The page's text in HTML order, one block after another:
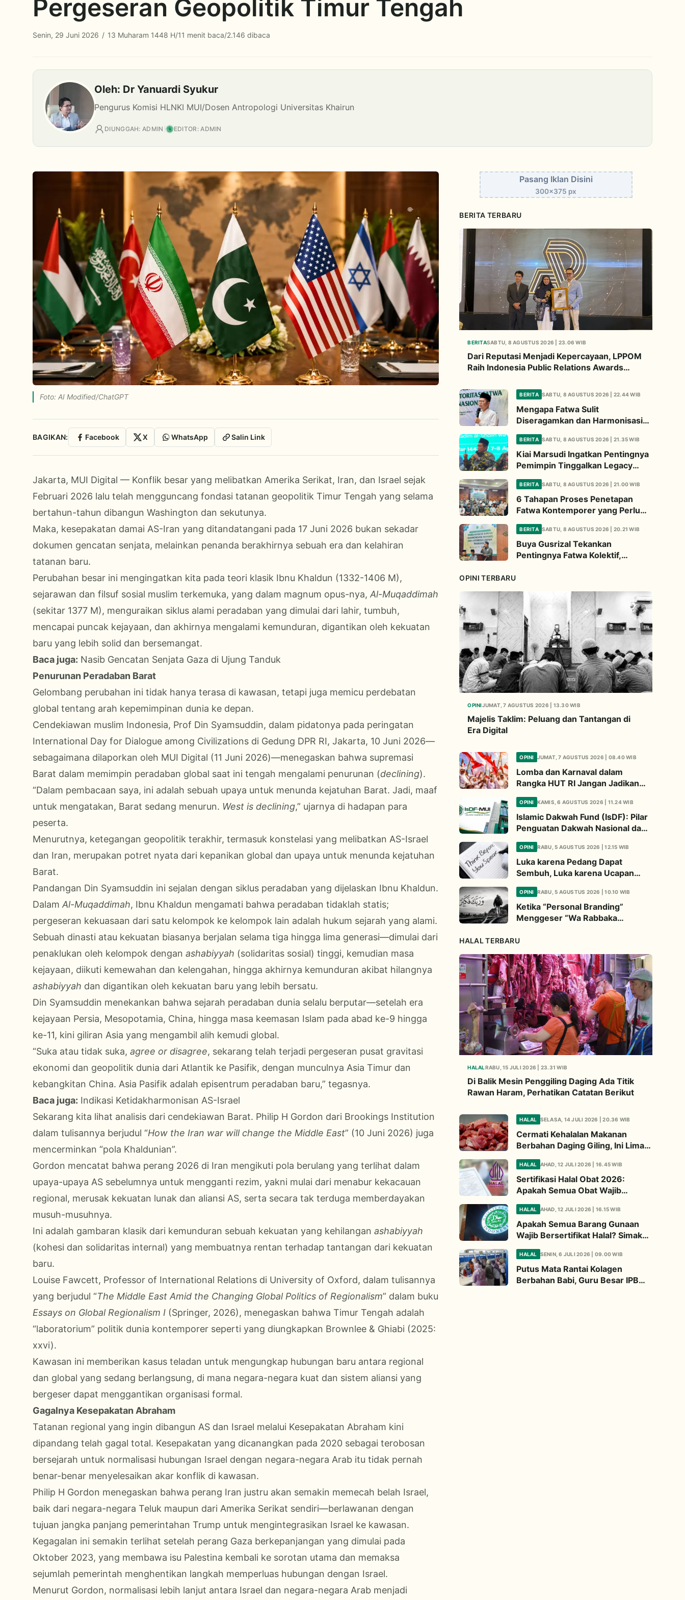
Pergeseran Geopolitik Timur Tengah
Senin, 29 Juni 2026 / 13 Muharam 1448 H/11 menit baca/2.146 dibaca
Oleh: Dr Yanuardi Syukur
Pengurus Komisi HLNKI MUI/Dosen Antropologi Universitas Khairun
DIUNGGAH: ADMIN EDITOR: ADMIN
Foto: AI Modified/ChatGPT
BAGIKAN: Facebook X WhatsApp Salin Link
Jakarta, MUI Digital — Konflik besar yang melibatkan Amerika Serikat, Iran, dan Israel sejak
Februari 2026 lalu telah mengguncang fondasi tatanan geopolitik Timur Tengah yang selama
bertahun-tahun dibangun Washington dan sekutunya.
Maka, kesepakatan damai AS-Iran yang ditandatangani pada 17 Juni 2026 bukan sekadar
dokumen gencatan senjata, melainkan penanda berakhirnya sebuah era dan kelahiran
tatanan baru.
Perubahan besar ini mengingatkan kita pada teori klasik Ibnu Khaldun (1332-1406 M),
sejarawan dan filsuf sosial muslim terkemuka, yang dalam magnum opus-nya, Al-Muqaddimah
(sekitar 1377 M), menguraikan siklus alami peradaban yang dimulai dari lahir, tumbuh,
mencapai puncak kejayaan, dan akhirnya mengalami kemunduran, digantikan oleh kekuatan
baru yang lebih solid dan bersemangat.
Baca juga: Nasib Gencatan Senjata Gaza di Ujung Tanduk
Penurunan Peradaban Barat
Gelombang perubahan ini tidak hanya terasa di kawasan, tetapi juga memicu perdebatan
global tentang arah kepemimpinan dunia ke depan.
Cendekiawan muslim Indonesia, Prof Din Syamsuddin, dalam pidatonya pada peringatan
International Day for Dialogue among Civilizations di Gedung DPR RI, Jakarta, 10 Juni 2026—
sebagaimana dilaporkan oleh MUI Digital (11 Juni 2026)—menegaskan bahwa supremasi
Barat dalam memimpin peradaban global saat ini tengah mengalami penurunan (declining).
“Dalam pembacaan saya, ini adalah sebuah upaya untuk menunda kejatuhan Barat. Jadi, maaf
untuk mengatakan, Barat sedang menurun. West is declining,” ujarnya di hadapan para
peserta.
Menurutnya, ketegangan geopolitik terakhir, termasuk konstelasi yang melibatkan AS-Israel
dan Iran, merupakan potret nyata dari kepanikan global dan upaya untuk menunda kejatuhan
Barat.
Pandangan Din Syamsuddin ini sejalan dengan siklus peradaban yang dijelaskan Ibnu Khaldun.
Dalam Al-Muqaddimah, Ibnu Khaldun mengamati bahwa peradaban tidaklah statis;
pergeseran kekuasaan dari satu kelompok ke kelompok lain adalah hukum sejarah yang alami.
Sebuah dinasti atau kekuatan biasanya berjalan selama tiga hingga lima generasi—dimulai dari
penaklukan oleh kelompok dengan ashabiyyah (solidaritas sosial) tinggi, kemudian masa
kejayaan, diikuti kemewahan dan kelengahan, hingga akhirnya kemunduran akibat hilangnya
ashabiyyah dan digantikan oleh kekuatan baru yang lebih bersatu.
Din Syamsuddin menekankan bahwa sejarah peradaban dunia selalu berputar—setelah era
kejayaan Persia, Mesopotamia, China, hingga masa keemasan Islam pada abad ke-9 hingga
ke-11, kini giliran Asia yang mengambil alih kemudi global.
“Suka atau tidak suka, agree or disagree, sekarang telah terjadi pergeseran pusat gravitasi
ekonomi dan geopolitik dunia dari Atlantik ke Pasifik, dengan munculnya Asia Timur dan
kebangkitan China. Asia Pasifik adalah episentrum peradaban baru,” tegasnya.
Baca juga: Indikasi Ketidakharmonisan AS-Israel
Sekarang kita lihat analisis dari cendekiawan Barat. Philip H Gordon dari Brookings Institution
dalam tulisannya berjudul “How the Iran war will change the Middle East” (10 Juni 2026) juga
mencerminkan “pola Khaldunian”.
Gordon mencatat bahwa perang 2026 di Iran mengikuti pola berulang yang terlihat dalam
upaya-upaya AS sebelumnya untuk mengganti rezim, yakni mulai dari menabur kekacauan
regional, merusak kekuatan lunak dan aliansi AS, serta secara tak terduga memberdayakan
musuh-musuhnya.
Ini adalah gambaran klasik dari kemunduran sebuah kekuatan yang kehilangan ashabiyyah
(kohesi dan solidaritas internal) yang membuatnya rentan terhadap tantangan dari kekuatan
baru.
Louise Fawcett, Professor of International Relations di University of Oxford, dalam tulisannya
yang berjudul “The Middle East Amid the Changing Global Politics of Regionalism” dalam buku
Essays on Global Regionalism I (Springer, 2026), menegaskan bahwa Timur Tengah adalah
“laboratorium” politik dunia kontemporer seperti yang diungkapkan Brownlee & Ghiabi (2025:
xxvi).
Kawasan ini memberikan kasus teladan untuk mengungkap hubungan baru antara regional
dan global yang sedang berlangsung, di mana negara-negara kuat dan sistem aliansi yang
bergeser dapat menggantikan organisasi formal.
Gagalnya Kesepakatan Abraham
Tatanan regional yang ingin dibangun AS dan Israel melalui Kesepakatan Abraham kini
dipandang telah gagal total. Kesepakatan yang dicanangkan pada 2020 sebagai terobosan
bersejarah untuk normalisasi hubungan Israel dengan negara-negara Arab itu tidak pernah
benar-benar menyelesaikan akar konflik di kawasan.
Philip H Gordon menegaskan bahwa perang Iran justru akan semakin memecah belah Israel,
baik dari negara-negara Teluk maupun dari Amerika Serikat sendiri—berlawanan dengan
tujuan jangka panjang pemerintahan Trump untuk mengintegrasikan Israel ke kawasan.
Kegagalan ini semakin terlihat setelah perang Gaza berkepanjangan yang dimulai pada
Oktober 2023, yang membawa isu Palestina kembali ke sorotan utama dan memaksa
sejumlah pemerintah menghentikan langkah memperluas hubungan dengan Israel.
Menurut Gordon, normalisasi lebih lanjut antara Israel dan negara-negara Arab menjadi
Pasang Iklan Disini
300x375 px
BERITA TERBARU
BERITASABTU, 8 AGUSTUS 2026 | 23.06 WIB
Dari Reputasi Menjadi Kepercayaan, LPPOM
Raih Indonesia Public Relations Awards
BERITA SABTU, 8 AGUSTUS 2026 | 22.44 WIB
Mengapa Fatwa Sulit
Diseragamkan dan Harmonisasi
Kiai Cholil
BERITA SABTU, 8 AGUSTUS 2026 | 21.35 WIB
Kiai Marsudi Ingatkan Pentingnya
Pemimpin Tinggalkan Legacy
BERITA SABTU, 8 AGUSTUS 2026 | 21.00 WIB
6 Tahapan Proses Penetapan
Fatwa Kontemporer yang Perlu
BERITA SABTU, 8 AGUSTUS 2026 | 20.21 WIB
Buya Gusrizal Tekankan
Pentingnya Fatwa Kolektif,
OPINI TERBARU
OPINIJUMAT, 7 AGUSTUS 2026 | 13.30 WIB
Majelis Taklim: Peluang dan Tantangan di
Era Digital
OPINI JUMAT, 7 AGUSTUS 2026 | 08.40 WIB
Lomba dan Karnaval dalam
Rangka HUT RI Jangan Jadikan
OPINI KAMIS, 6 AGUSTUS 2026 | 11.24 WIB
Islamic Dakwah Fund (IsDF): Pilar
Penguatan Dakwah Nasional dan
Global
OPINI RABU, 5 AGUSTUS 2026 | 12.15 WIB
Luka karena Pedang Dapat
Sembuh, Luka karena Ucapan
OPINI RABU, 5 AGUSTUS 2026 | 10.10 WIB
Ketika “Personal Branding”
Menggeser “Wa Rabbaka
HALAL TERBARU
HALALRABU, 15 JULI 2026 | 23.31 WIB
Di Balik Mesin Penggiling Daging Ada Titik
Rawan Haram, Perhatikan Catatan Berikut
HALAL SELASA, 14 JULI 2026 | 20.36 WIB
Cermati Kehalalan Makanan
Berbahan Daging Giling, Ini Lima
Titik Kritis yang Wajib
Diperhatikan
HALAL AHAD, 12 JULI 2026 | 16.45 WIB
Sertifikasi Halal Obat 2026:
Apakah Semua Obat Wajib
Bersertifikat Halal? Begini
Penjelasannya
HALAL AHAD, 12 JULI 2026 | 16.15 WIB
Apakah Semua Barang Gunaan
Wajib Bersertifikat Halal? Simak
Penjelasan Ini
HALAL SENIN, 6 JULI 2026 | 09.00 WIB
Putus Mata Rantai Kolagen
Berbahan Babi, Guru Besar IPB